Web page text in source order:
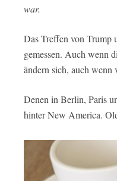
war.
Das Treffen von Trump
gemessen. Auch wenn
ändern sich, auch wenn
Denen in Berlin, Paris
hinter New America.